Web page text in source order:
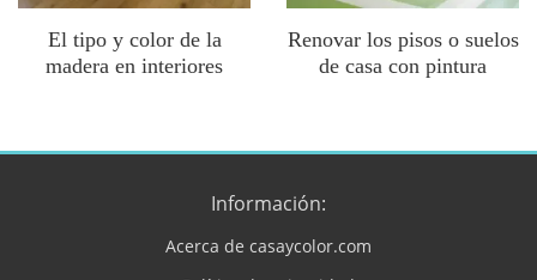
El tipo y color de la
madera en interiores
Renovar los pisos o suelos
de casa con pintura
Información:
Acerca de casaycolor.com